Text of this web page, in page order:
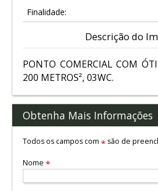
Finalidade:
Descrição do
PONTO COMERCIAL COM
200 METROS², 03WC.
Obtenha Mais Informações
Todos os campos com *são de
Nome *